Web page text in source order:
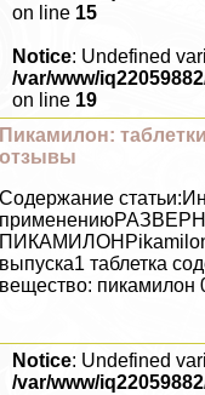
on line 15
Notice: Undefined
/var/www/
on line 19
Пикамилон:
отзывы
Содержание
выпуска1 таблетка
вещество: пикамилон
Notice: Undefined
/var/www/